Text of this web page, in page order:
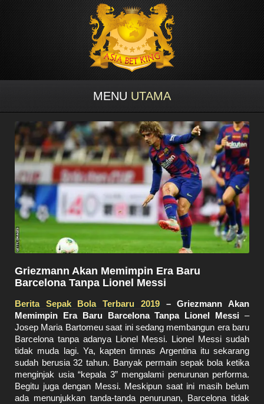
MENU UTAMA
Griezmann Akan Memimpin Era Baru
Barcelona Tanpa Lionel Messi
Berita Sepak Bola Terbaru 2019– Griezmann Akan
Memimpin Era Baru Barcelona Tanpa Lionel Messi –
Josep Maria Bartomeu saat ini sedang membangun era baru
Barcelona tanpa adanya Lionel Messi. Lionel Messi sudah
tidak muda lagi. Ya, kapten timnas Argentina itu sekarang
sudah berusia 32 tahun. Banyak permain sepak bola ketika
menginjak usia “kepala 3” mengalami penurunan performa.
Begitu juga dengan Messi. Meskipun saat ini masih belum
ada menunjukkan tanda-tanda penurunan, Barcelona tidak